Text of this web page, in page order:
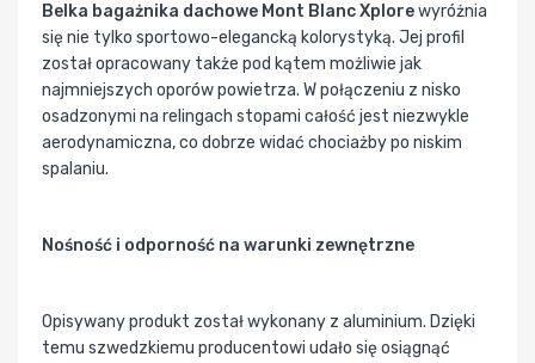
Belka bagażnika dachowe Mont Blanc Xplorewyróżnia
się nie tylko sportowo-elegancką kolorystyką. Jej profil
został opracowany także pod kątem możliwie jak
najmniejszych oporów powietrza. W połączeniu z nisko
osadzonymi na relingach stopami całość jest niezwykle
aerodynamiczna, co dobrze widać chociażby po niskim
spalaniu.
Nośność i odporność na warunki zewnętrzne
Opisywany produkt został wykonany z aluminium. Dzięki
temu szwedzkiemu producentowi udało się osiągnąć